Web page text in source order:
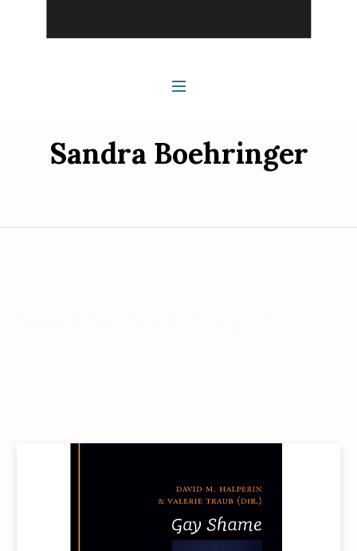
Sandra Boehringer